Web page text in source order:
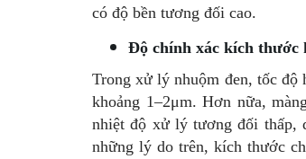
có độ bền tương đối cao.
Độ chính xác kích thước
Trong xử lý nhuộm đen, tốc độ
khoảng 1–2μm. Hơn nữa,
nhiệt độ xử lý tương đối thấp,
những lý do trên, kích thước